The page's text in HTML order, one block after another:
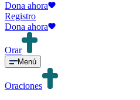
Dona ahora
Registro
Dona ahora
Orar
Menú
Oraciones